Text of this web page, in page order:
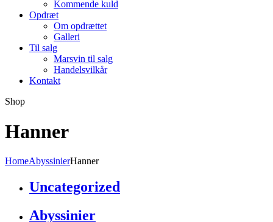
Kommende kuld
Opdræt
Om opdrættet
Galleri
Til salg
Marsvin til salg
Handelsvilkår
Kontakt
Shop
Hanner
HomeAbyssinierHanner
Uncategorized
Abyssinier